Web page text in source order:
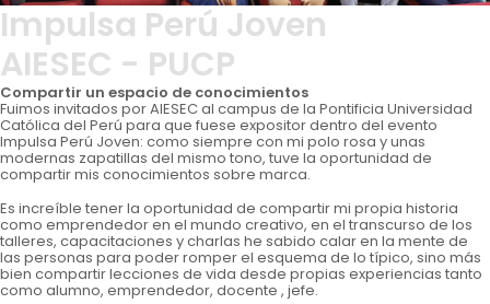
Impulsa Perú Joven
AIESEC - PUCP
Compartir un espacio de conocimientos
Fuimos invitados por AIESEC al campus de la Pontificia Universidad
Católica del Perú para que fuese expositor dentro del evento
Impulsa Perú Joven: como siempre con mi polo rosa y unas
modernas zapatillas del mismo tono, tuve la oportunidad de
compartir mis conocimientos sobre marca.
Es increíble tener la oportunidad de compartir mi propia historia
como emprendedor en el mundo creativo, en el transcurso de los
talleres, capacitaciones y charlas he sabido calar en la mente de
las personas para poder romper el esquema de lo típico, sino más
bien compartir lecciones de vida desde propias experiencias tanto
como alumno, emprendedor, docente , jefe.